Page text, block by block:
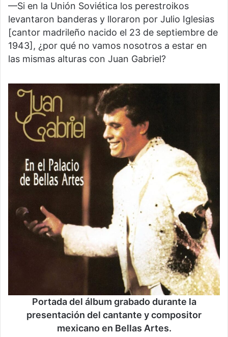
—Si en la Unión Soviética los perestroikos
levantaron banderas y lloraron por Julio Iglesias
[cantor madrileño nacido el 23 de septiembre de
1943], ¿por qué no vamos nosotros a estar en
las mismas alturas con Juan Gabriel?
Portada del álbum grabado durante la
presentación del cantante y compositor
mexicano en Bellas Artes.